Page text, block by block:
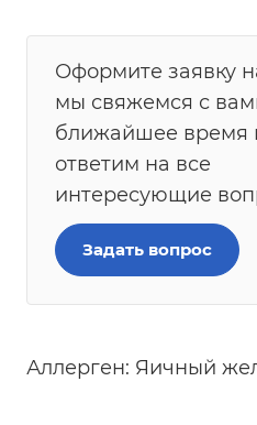
Оформите заявку
мы свяжемся с
ближайшее время
ответим на все
интересующие
Задать вопрос
Аллерген: Яичный